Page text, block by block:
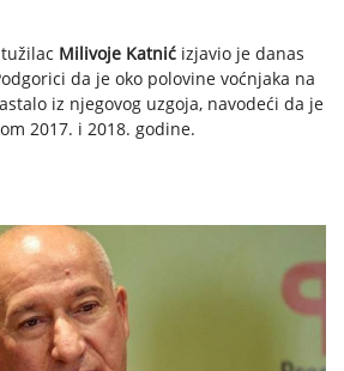
Milivoje Katnić izjavio je danas
da je oko polovine voćnjaka na
iz njegovog uzgoja, navodeći da je
2017. i 2018. godine.